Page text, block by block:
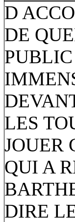
D
DE
LES
JOUER
QUI A
DIRE